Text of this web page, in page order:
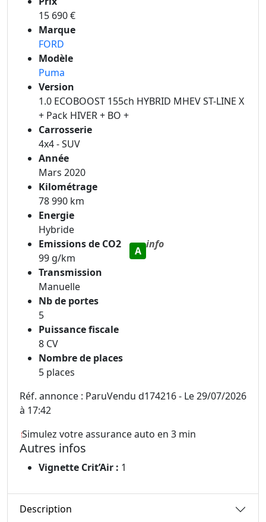
15 690 €
Marque
FORD
Modèle
Puma
Version
1.0 ECOBOOST 155ch HYBRID MHEV ST-LINE X
+ Pack HIVER + BO +
Carrosserie
4x4 - SUV
Année
Mars 2020
Kilométrage
78 990 km
Energie
Hybride
Emissions de CO2
99 g/km
A
info
Transmission
Manuelle
Nb de portes
5
Puissance fiscale
8 CV
Nombre de places
5 places
Réf. annonce : ParuVendu d174216 - Le 29/07/2026
à 17:42
Simulez votre assurance auto en 3 min
Autres infos
Vignette Crit’Air : 1
Description